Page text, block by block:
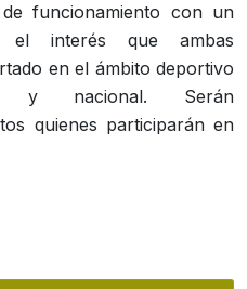
funcionamiento con un
el interés que ambas
en el ámbito deportivo
y nacional. Serán
quienes participarán en